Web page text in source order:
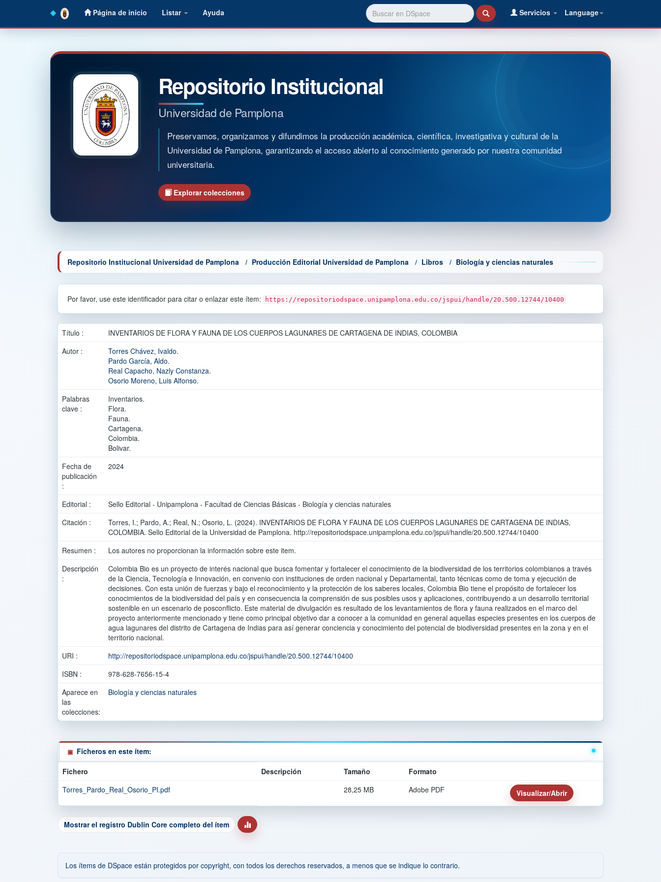
Página de inicio Listar Ayuda Language
Servicios
Repositorio Institucional
Universidad de Pamplona
Preservamos, organizamos y difundimos la producción académica, científica, investigativa y cultural de la
Universidad de Pamplona, garantizando el acceso abierto al conocimiento generado por nuestra comunidad
universitaria.
Explorar colecciones
Repositorio Institucional Universidad de Pamplona Producción Editorial Universidad de Pamplona Libros Biología y ciencias naturales
Por favor, use este identificador para citar o enlazar este ítem: https://repositoriodspace.unipamplona.edu.co/jspui/handle/20.500.12744/10400
Título :
INVENTARIOS DE FLORA Y FAUNA DE LOS CUERPOS LAGUNARES DE CARTAGENA DE INDIAS, COLOMBIA
Autor :
Torres Chávez, Ivaldo.
Pardo García, Aldo.
Real Capacho, Nazly Constanza.
Osorio Moreno, Luis Alfonso.
Palabras
clave :
Inventarios.
Flora.
Fauna.
Cartagena.
Colombia.
Bolivar.
Fecha de
publicación
:
2024
Editorial :
Sello Editorial - Unipamplona - Facultad de Ciencias Básicas - Biología y ciencias naturales
Citación :
Torres, I.; Pardo, A.; Real, N.; Osorio, L. (2024). INVENTARIOS DE FLORA Y FAUNA DE LOS CUERPOS LAGUNARES DE CARTAGENA DE INDIAS,
COLOMBIA. Sello Editorial de la Universidad de Pamplona. http://repositoriodspace.unipamplona.edu.co/jspui/handle/20.500.12744/10400
Resumen :
Los autores no proporcionan la información sobre este item.
Descripción
:
Colombia Bio es un proyecto de interés nacional que busca fomentar y fortalecer el conocimiento de la biodiversidad de los territorios colombianos a través
de la Ciencia, Tecnología e Innovación, en convenio con instituciones de orden nacional y Departamental, tanto técnicas como de toma y ejecución de
decisiones. Con esta unión de fuerzas y bajo el reconocimiento y la protección de los saberes locales, Colombia Bio tiene el propósito de fortalecer los
conocimientos de la biodiversidad del país y en consecuencia la comprensión de sus posibles usos y aplicaciones, contribuyendo a un desarrollo territorial
sostenible en un escenario de posconflicto. Este material de divulgación es resultado de los levantamientos de flora y fauna realizados en el marco del
proyecto anteriormente mencionado y tiene como principal objetivo dar a conocer a la comunidad en general aquellas especies presentes en los cuerpos de
agua lagunares del distrito de Cartagena de Indias para así generar conciencia y conocimiento del potencial de biodiversidad presentes en la zona y en el
territorio nacional.
URI :
http://repositoriodspace.unipamplona.edu.co/jspui/handle/20.500.12744/10400
ISBN :
978-628-7656-15-4
Aparece en
las
colecciones:
Biología y ciencias naturales
Ficheros en este ítem:
Fichero Descripción Tamaño
Formato
Torres_Pardo_Real_Osorio_PI.pdf
28,25 MB Adobe PDF Visualizar/Abrir
Mostrar el registro Dublin Core completo del ítem
Los ítems de DSpace están protegidos por copyright, con todos los derechos reservados, a menos que se indique lo contrario.